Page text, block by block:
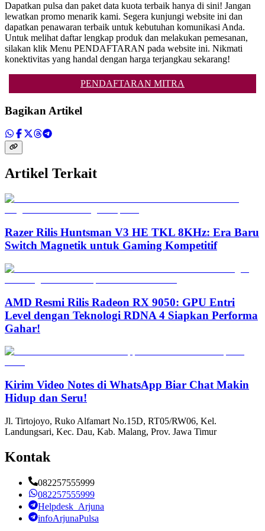
Dapatkan pulsa dan paket data kuota terbaik hanya di sini! Jangan
lewatkan promo menarik kami. Segera kunjungi website ini dan
dapatkan penawaran terbaik untuk kebutuhan komunikasi Anda.
Untuk melihat daftar lengkap produk dan melakukan pemesanan,
silakan klik Menu PENDAFTARAN pada website ini. Nikmati
konektivitas yang handal dengan harga terjangkau sekarang!
PENDAFTARAN MITRA
Bagikan Artikel
Artikel Terkait
Razer Rilis Huntsman V3 HE TKL 8KHz: Era Baru
Switch Magnetik untuk Gaming Kompetitif
AMD Resmi Rilis Radeon RX 9050: GPU Entri
Level dengan Teknologi RDNA 4 Siapkan Performa
Gahar!
Kirim Video Notes di WhatsApp Biar Chat Makin
Hidup dan Seru!
Jl. Tirtojoyo, Ruko Alfamart No.15D, RT05/RW06, Kel.
Landungsari, Kec. Dau, Kab. Malang, Prov. Jawa Timur
Kontak
082257555999
082257555999
Helpdesk_Arjuna
infoArjunaPulsa